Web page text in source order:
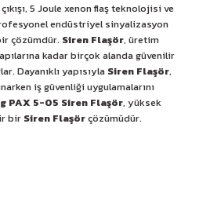
5 Joule xenon flaş teknolojisi ve
endüstriyel sinyalizasyon
çözümdür. Siren Flaşör, üretim
kadar birçok alanda güvenilir
Dayanıklı yapısıyla Siren Flaşör,
iş güvenliği uygulamalarını
PAX 5-05 Siren Flaşör, yüksek
bir Siren Flaşörçözümüdür.